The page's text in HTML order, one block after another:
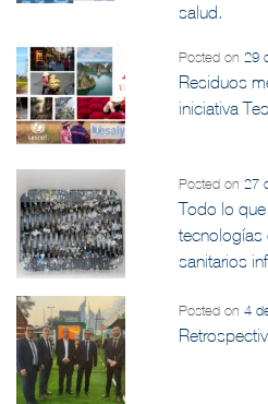
salud.
Posted on 29
Residuos
iniciativa
Posted on 27
Todo lo
tecnologías
sanitarios
Posted on4